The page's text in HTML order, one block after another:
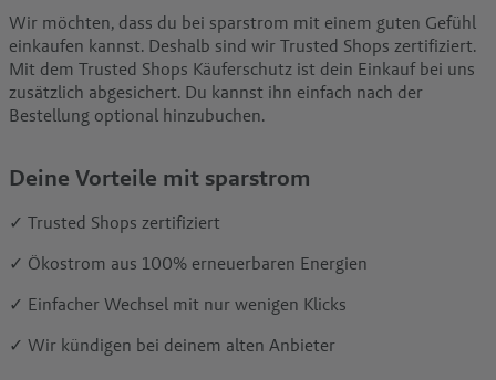
Wir möchten, dass du bei sparstrom mit einem guten Gefühl
einkaufen kannst. Deshalb sind wir Trusted Shops zertifiziert.
Mit dem Trusted Shops Käuferschutz ist dein Einkauf bei uns
zusätzlich abgesichert. Du kannst ihn einfach nach der
Bestellung optional hinzubuchen.
Deine Vorteile mit sparstrom
✓ Trusted Shops zertifiziert
✓ Ökostrom aus 100% erneuerbaren Energien
✓ Einfacher Wechsel mit nur wenigen Klicks
✓ Wir kündigen bei deinem alten Anbieter